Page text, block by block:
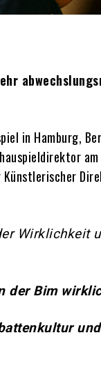
in Hamburg,
Wirklichkeit
der Bim